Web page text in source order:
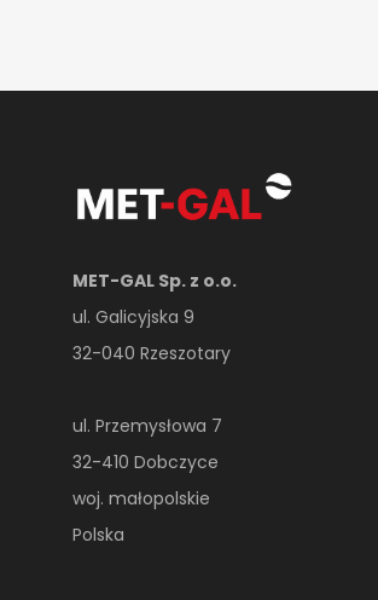
MET-GAL Sp. z o.o.
ul. Galicyjska 9
32-040 Rzeszotary
ul. Przemysłowa 7
32-410 Dobczyce
woj. małopolskie
Polska